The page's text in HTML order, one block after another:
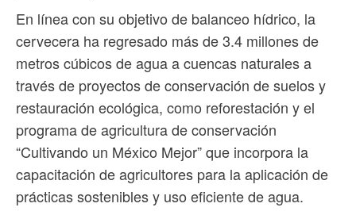
En línea con su objetivo de balanceo hídrico, la
cervecera ha regresado más de 3.4 millones de
metros cúbicos de agua a cuencas naturales a
través de proyectos de conservación de suelos y
restauración ecológica, como reforestación y el
programa de agricultura de conservación
“Cultivando un México Mejor” que incorpora la
capacitación de agricultores para la aplicación de
prácticas sostenibles y uso eficiente de agua.